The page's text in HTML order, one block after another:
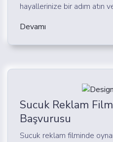
hayallerinize bir adım atın
Devamı
Sucuk Reklam
Başvurusu
Sucuk reklam filminde